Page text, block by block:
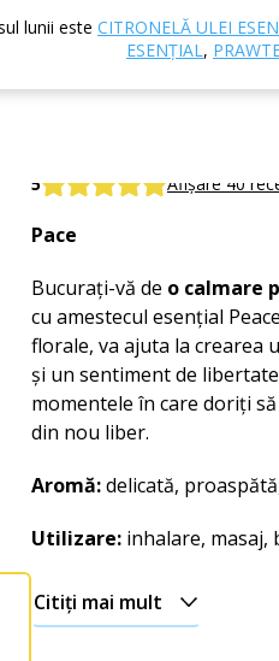
lunii este CITRONELĂ ULEI
ESENȚIAL,
Amestecuri de uleiuri esențiale
Peace ulei
Amestec 100% natural de
5 Afișare 40
Pace
Bucurați-vă de o calmare
cu amestecul esențial
florale, va ajuta la crearea
și un sentiment de
momentele în care doriți
din nou liber.
Aromă:delicată,
Utilizare: inhalare, masaj,
Citiți mai mult